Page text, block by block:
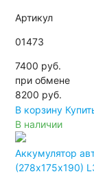
Артикул
01473
7400 руб.
при обмене
8200 руб.
В корзину
В наличии
Аккумулятор
(278х175х190)